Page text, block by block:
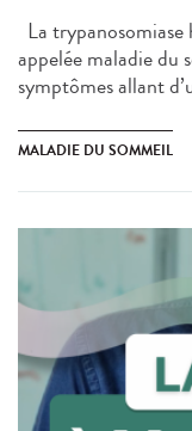
La
appelée maladie du
symptômes allant
MALADIE DU SOMMEIL